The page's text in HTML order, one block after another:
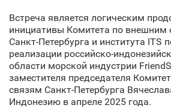
Встреча является логическим
инициативы Комитета по внешним
Санкт‑Петербурга и института ITS
реализации российско-
области морской индустрии
заместителя председателя
связям Санкт‑Петербурга
Индонезию в апреле 2025 года.